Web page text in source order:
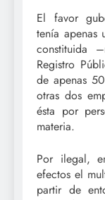
El favor
tenía apenas
constituida
Registro
de apenas
otras dos
ésta por
materia.
Por ilegal,
efectos el
partir de